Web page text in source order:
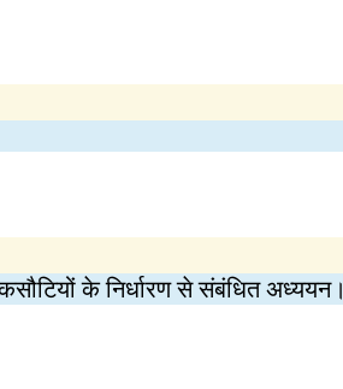
कसौटियों के निर्धारण से संबंधित अध्ययन।